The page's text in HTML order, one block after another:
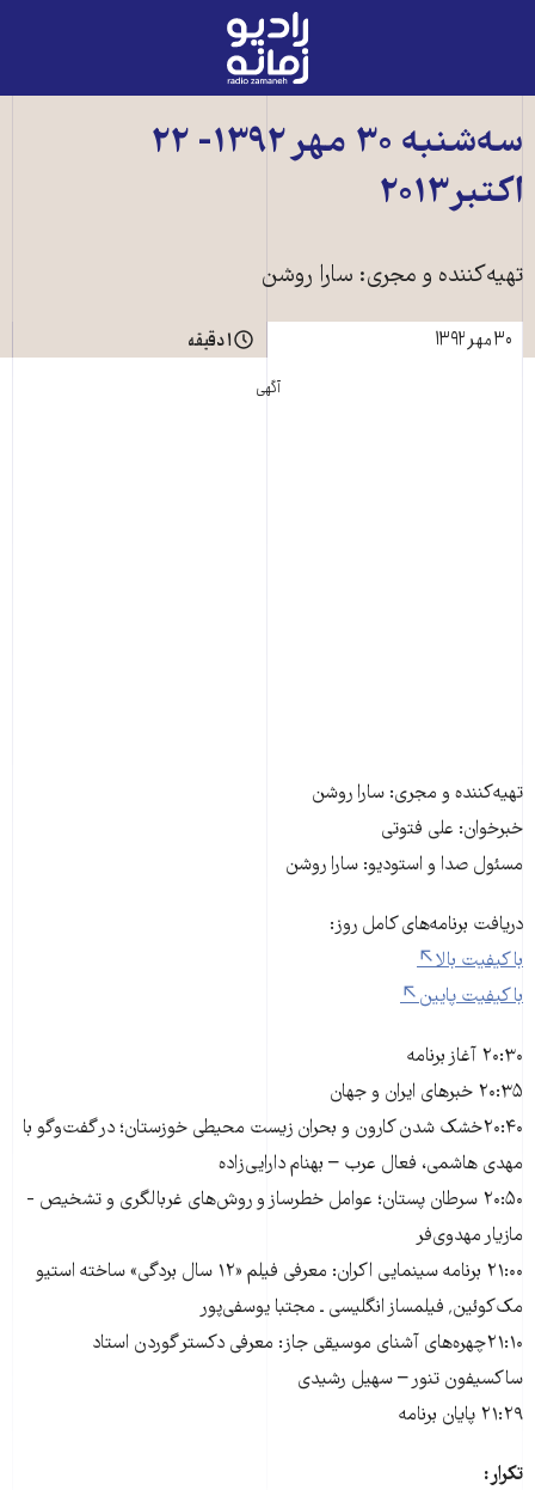
رادیو
زمانه
صفحه
سه‌شنبه ۳۰ مهر ۱۳۹۲- ۲۲
اکتبر۲۰۱۳
تهیه‌کننده و مجری: سارا روشن
۳۰ مهر ۱۳۹۲
۱ دقیقه
آگهی
تهیه‌کننده و مجری: سارا روشن
خبرخوان: علی فتوتی
مسئول صدا و استودیو: سارا روشن
دریافت برنامه‌های کامل روز:
با کیفیت بالا
با کیفیت پایین
۲۰:۳۰ آغاز برنامه
۲۰:۳۵ خبرهای ایران و جهان
۲۰:۴۰خشک شدن کارون و بحران زیست محیطی خوزستان؛ در گفت‌وگو با
مهدی هاشمی، فعال عرب – بهنام دارایی‌زاده
۲۰:۵۰ سرطان پستان؛ عوامل خطرساز و روش‌های غربالگری و تشخیص -
مازیار مهدوی‌فر
۲۱:۰۰ برنامه سینمایی اکران: معرفی فیلم «۱۲ سال بردگی» ساخته استیو
مک‌کوئین٬ فیلمساز انگلیسی ـ مجتبا یوسفی‌پور
۲۱:۱۰چهره‌های آشنای موسیقی جاز: معرفی دکستر گوردن استاد
ساکسیفون تنور – سهیل رشیدی
۲۱:۲۹ پایان برنامه
تکرار: